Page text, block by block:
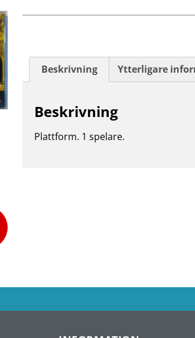
Beskrivning Ytterligare
Beskrivning
Plattform. 1 spelare.